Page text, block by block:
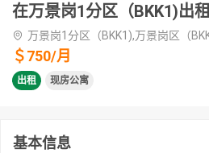
在万景岗1分区（BKK1)出
万景岗1分区（BKK1),万景岗区（
＄750/月
出租 现房公寓
基本信息